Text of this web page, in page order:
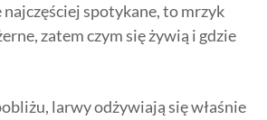
spotykane, to mrzyk
zatem czym się żywią i gdzie
larwy odżywiają się właśnie